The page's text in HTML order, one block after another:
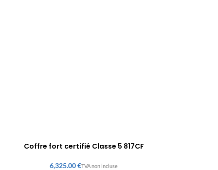
Coffre fort certifié Classe 5 817CF
€